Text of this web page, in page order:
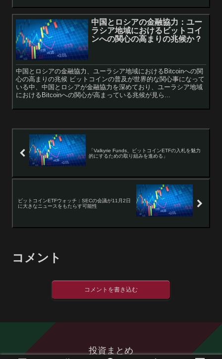
中国とロシアの金融協力：ユー
ラシア地域におけるビットコイ
ンへの関心の高まりの兆候か？
中国とロシアの金融協力、ユーラシア地域におけるBitcoinへの関
心の高まりの兆候 ビットコインの普及が世界的な関心事になって
いる中、中国とロシアが金融協力を深めており、ユーラシア地域
におけるBitcoinへの関心が高まっている兆候が見ら...
「Valkyrie Funds、ビットコインETFの入札を魅力
的にするための取り組みを進める」
ビットコインETFウォッチ：SECの会議が11月2日
に大きなニュースをもたらす可能性
コメント
コメントを書き込む
投資まとめ